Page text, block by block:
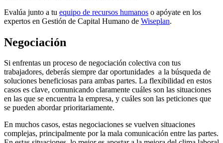
Evalúa junto a tu equipo de recursos humanos o apóyate en los
expertos en Gestión de Capital Humano de Wiseplan.
Negociación
Si enfrentas un proceso de negociación colectiva con tus
trabajadores, deberás siempre dar oportunidades a la búsqueda de
soluciones beneficiosas para ambas partes. La flexibilidad en estos
casos es clave, comunicando claramente cuáles son las situaciones
en las que se encuentra la empresa, y cuáles son las peticiones que
se pueden abordar prioritariamente.
En muchos casos, estas negociaciones se vuelven situaciones
complejas, principalmente por la mala comunicación entre las partes.